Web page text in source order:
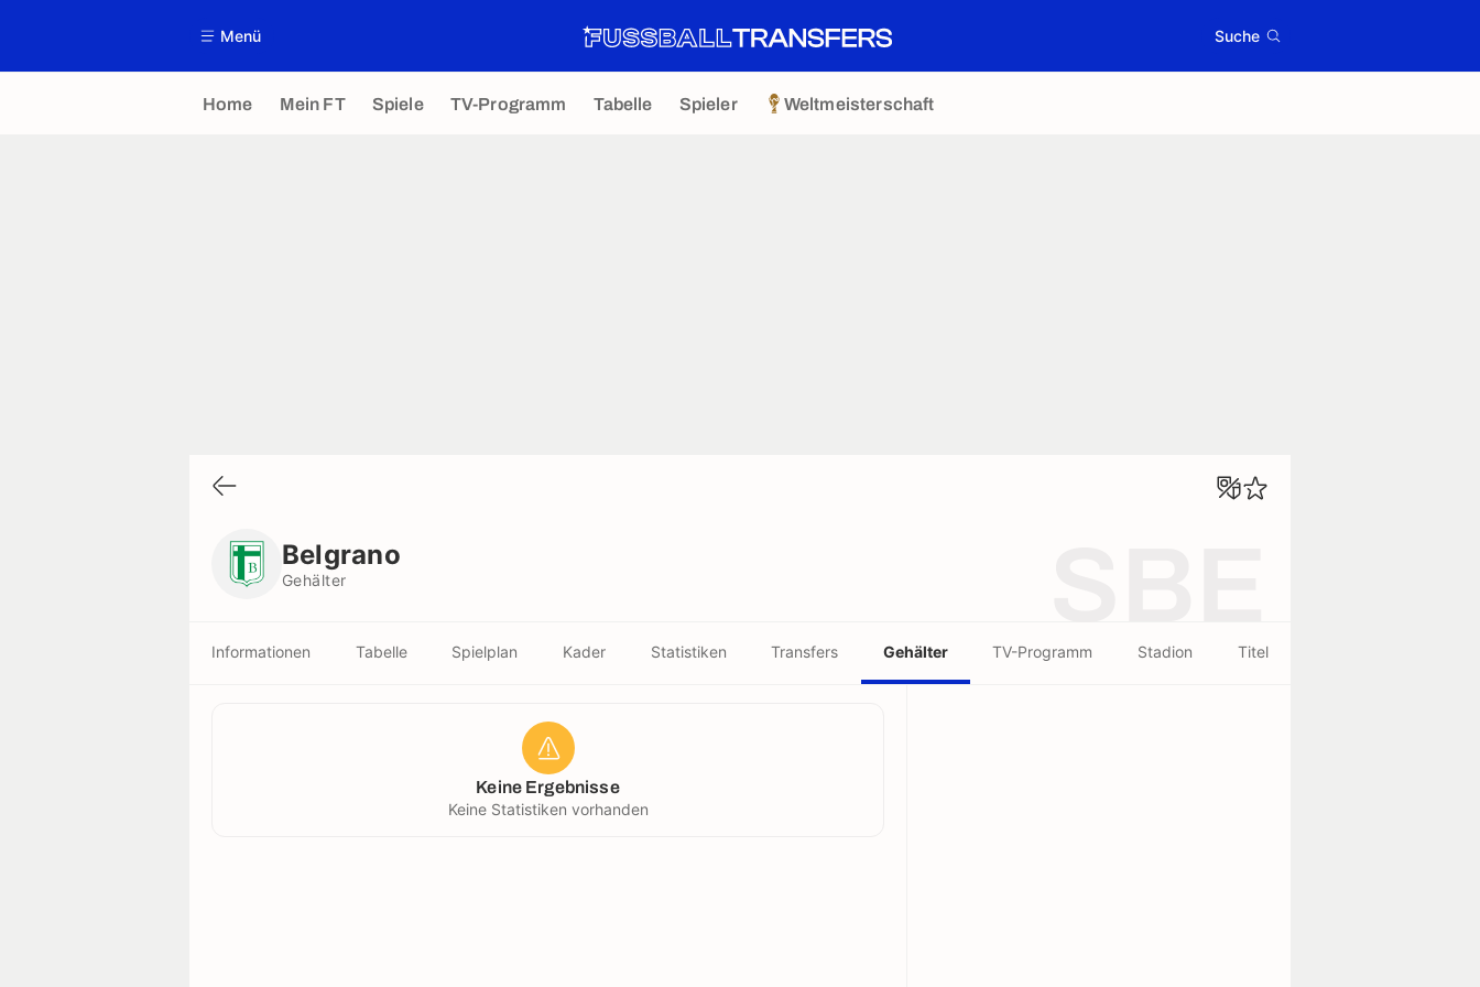
Menü Suche
Home Mein FT Spiele TV-Programm Tabelle Spieler Weltmeisterschaft
Belgrano
Gehälter
Informationen Tabelle Spielplan Kader Statistiken Transfers Gehälter TV-Programm Stadion Titel
Keine Ergebnisse
Keine Statistiken vorhanden